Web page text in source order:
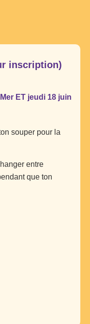
inscription)
ET jeudi 18 juin
souper pour la
entre
que ton